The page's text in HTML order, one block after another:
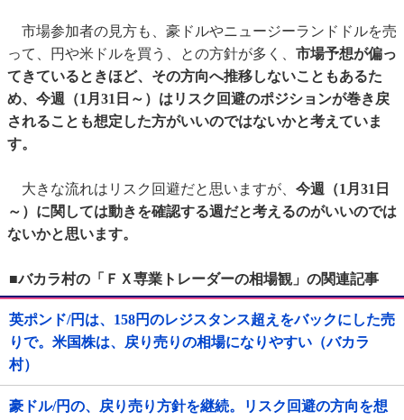
市場参加者の見方も、豪ドルやニュージーランドドルを売
って、円や米ドルを買う、との方針が多く、 市場予想が偏っ
てきているときほど、その方向へ推移しないこともあるた
め、今週（1月31日～）はリスク回避のポジションが巻き戻
されることも想定した方がいいのではないかと考えていま
す。
大きな流れはリスク回避だと思いますが、 今週（1月31日
～）に関しては動きを確認する週だと考えるのがいいのでは
ないかと思います。
■バカラ村の「ＦＸ専業トレーダーの相場観」の関連記事
英ポンド/円は、158円のレジスタンス超えをバックにした売
りで。米国株は、戻り売りの相場になりやすい（バカラ
村）
豪ドル/円の、戻り売り方針を継続。リスク回避の方向を想